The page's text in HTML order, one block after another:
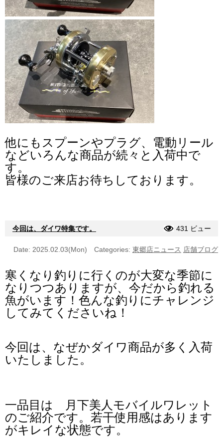
他にもスプーンやプラグ、電動リール
などいろんな商品が続々と入荷中で
す。
皆様のご来店お待ちしております。
今回は、ダイワ特集です。 431 ビュー
Date: 2025.02.03(Mon) Categories: 東郷店ニュース 店舗ブログ
寒くなり釣りに行くのが大変な季節に
なりつつありますが、今だから釣れる
魚がいます！色んな釣りにチャレンジ
してみてくださいね！
今回は、なぜかダイワ商品が多く入荷
いたしました。
一品目は 月下美人モバイルワレット
のご紹介です。若干使用感はあります
がキレイな状態です。